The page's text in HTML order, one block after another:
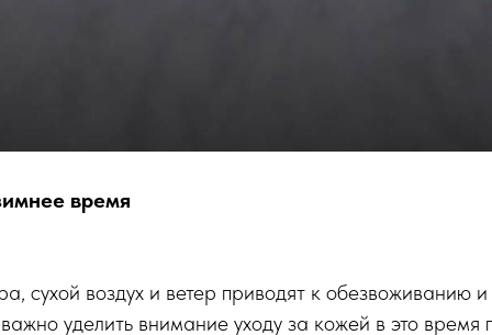
время
сухой воздух и ветер приводят к обезвоживанию и
уделить внимание уходу за кожей в это время